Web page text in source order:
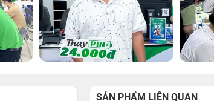
SẢN PHẨM LIÊN QUAN